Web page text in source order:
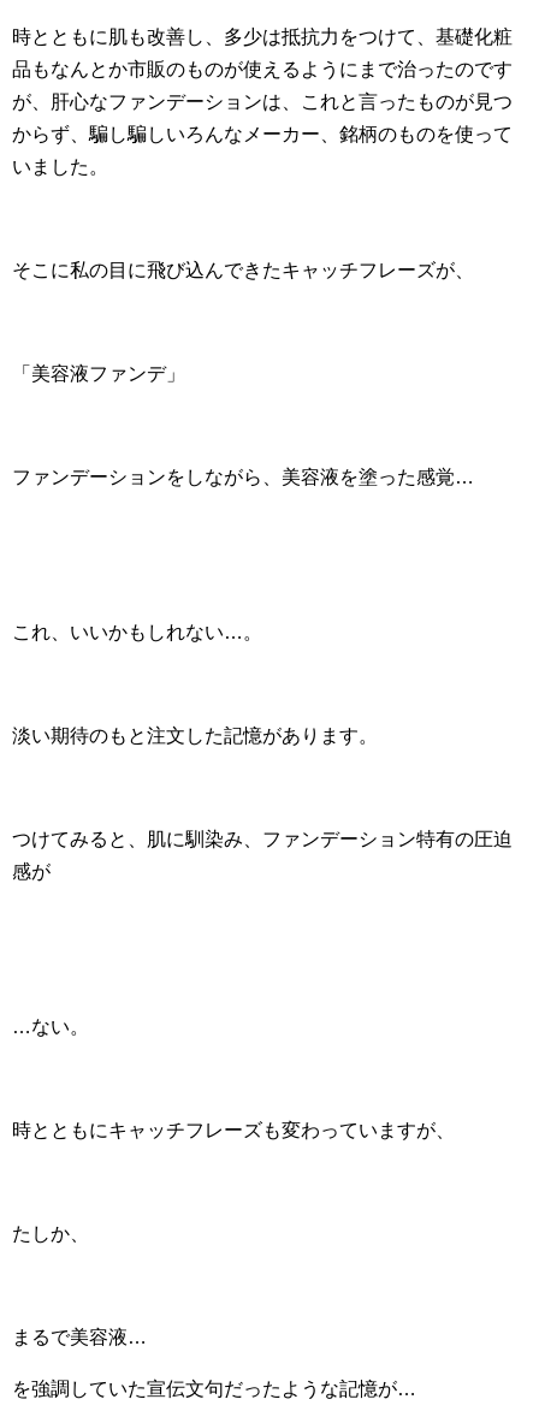
時とともに肌も改善し、多少は抵抗力をつけて、基礎化粧
品もなんとか市販のものが使えるようにまで治ったのです
が、肝心なファンデーションは、これと言ったものが見つ
からず、騙し騙しいろんなメーカー、銘柄のものを使って
いました。
そこに私の目に飛び込んできたキャッチフレーズが、
「美容液ファンデ」
ファンデーションをしながら、美容液を塗った感覚…
これ、いいかもしれない…。
淡い期待のもと注文した記憶があります。
つけてみると、肌に馴染み、ファンデーション特有の圧迫
感が
…ない。
時とともにキャッチフレーズも変わっていますが、
たしか、
まるで美容液…
を強調していた宣伝文句だったような記憶が…